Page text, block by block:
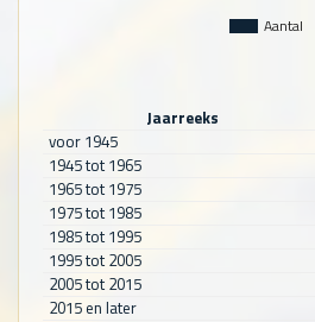
Aantal
Jaarreeks
voor 1945
1945 tot 1965
1965 tot 1975
1975 tot 1985
1985 tot 1995
1995 tot 2005
2005 tot 2015
2015 en later